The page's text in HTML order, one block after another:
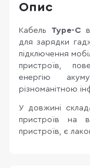
Опис
Кабель Type-C
для зарядки
підключення
пристроїв,
енергію
різноманітною
У довжині
пристроїв на
пристроїв, є